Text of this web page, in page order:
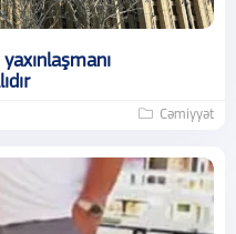
Cəmiyyət